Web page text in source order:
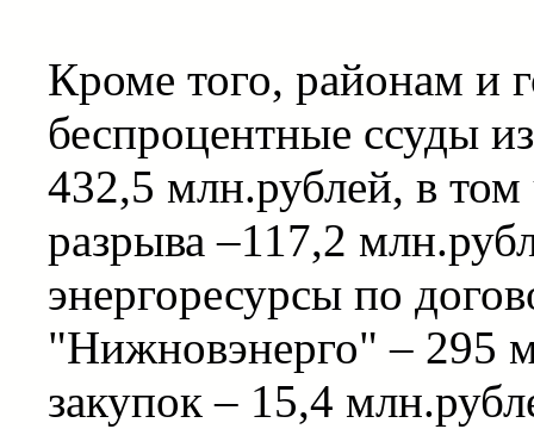
Кроме того, районам и
беспроцентные ссуды
432,5 млн.рублей, в том
разрыва –117,2
энергоресурсы по
"Нижновэнерго" – 295
закупок – 15,4